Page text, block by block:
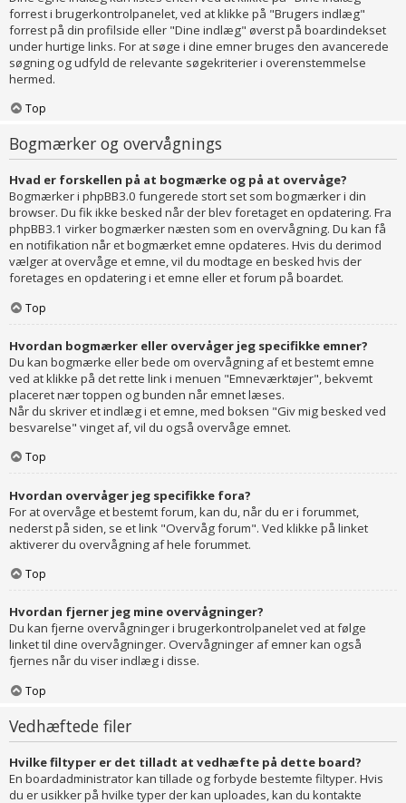
forrest i brugerkontrolpanelet, ved at klikke på "Brugers indlæg"
forrest på din profilside eller "Dine indlæg" øverst på boardindekset
under hurtige links. For at søge i dine emner bruges den avancerede
søgning og udfyld de relevante søgekriterier i overenstemmelse
hermed.
Top
Bogmærker og overvågnings
Hvad er forskellen på at bogmærke og på at overvåge?
Bogmærker i phpBB3.0 fungerede stort set som bogmærker i din
browser. Du fik ikke besked når der blev foretaget en opdatering. Fra
phpBB3.1 virker bogmærker næsten som en overvågning. Du kan få
en notifikation når et bogmærket emne opdateres. Hvis du derimod
vælger at overvåge et emne, vil du modtage en besked hvis der
foretages en opdatering i et emne eller et forum på boardet.
Top
Hvordan bogmærker eller overvåger jeg specifikke emner?
Du kan bogmærke eller bede om overvågning af et bestemt emne
ved at klikke på det rette link i menuen "Emneværktøjer", bekvemt
placeret nær toppen og bunden når emnet læses.
Når du skriver et indlæg i et emne, med boksen "Giv mig besked ved
besvarelse" vinget af, vil du også overvåge emnet.
Top
Hvordan overvåger jeg specifikke fora?
For at overvåge et bestemt forum, kan du, når du er i forummet,
nederst på siden, se et link "Overvåg forum". Ved klikke på linket
aktiverer du overvågning af hele forummet.
Top
Hvordan fjerner jeg mine overvågninger?
Du kan fjerne overvågninger i brugerkontrolpanelet ved at følge
linket til dine overvågninger. Overvågninger af emner kan også
fjernes når du viser indlæg i disse.
Top
Vedhæftede filer
Hvilke filtyper er det tilladt at vedhæfte på dette board?
En boardadministrator kan tillade og forbyde bestemte filtyper. Hvis
du er usikker på hvilke typer der kan uploades, kan du kontakte